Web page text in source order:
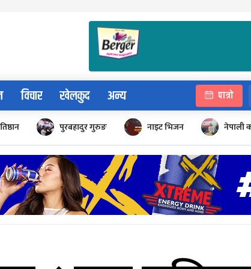
विचार खेलकुद अन्य पात्रो
पुरबहादुर गुरुङ नाइट भिजन नेपाली